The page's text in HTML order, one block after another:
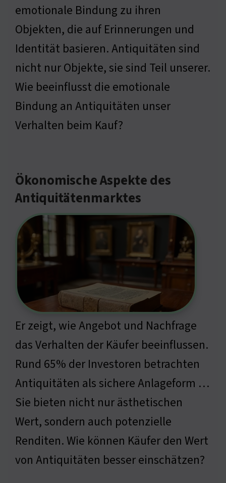
emotionale Bindung zu ihren
Objekten, die auf Erinnerungen und
Identität basieren. Antiquitäten sind
nicht nur Objekte, sie sind Teil unserer.
Wie beeinflusst die emotionale
Bindung an Antiquitäten unser
Verhalten beim Kauf?
Ökonomische Aspekte des
Antiquitätenmarktes
Er zeigt, wie Angebot und Nachfrage
das Verhalten der Käufer beeinflussen.
Rund 65% der Investoren betrachten
Antiquitäten als sichere Anlageform …
Sie bieten nicht nur ästhetischen
Wert, sondern auch potenzielle
Renditen. Wie können Käufer den Wert
von Antiquitäten besser einschätzen?